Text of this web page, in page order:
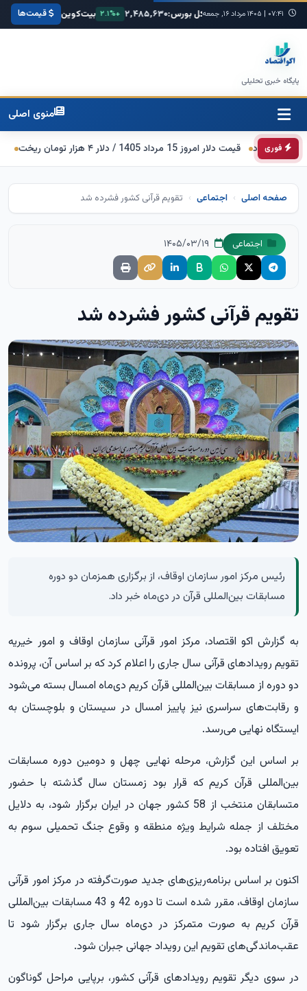
۰۷:۴۱ | ۱۴۰۵ مرداد ۱۶, جمعه +۰.۳% شاخص کل بورس:۲,۴۸۵,۶۳۰ +۲.۱% بیت‌کوین:$۶۷,۸۵۰ +۱.۸% اتریوم:قیمت‌ها
پایگاه خبری تحلیلی
منوی اصلی
فوری
قیمت دلار امروز 15 مرداد 1405 / دلار ۴ هزار تومان ریخت تردد روان
صفحه اصلی اجتماعی تقویم قرآنی کشور فشرده شد
اجتماعی
تقویم قرآنی کشور فشرده شد
رئیس مرکز امور سازمان اوقاف، از برگزاری همزمان دو دوره
مسابقات بین‌المللی قرآن در دی‌ماه خبر داد.
به گزارش اکو اقتصاد، مرکز امور قرآنی سازمان اوقاف و امور خیریه
تقویم رویدادهای قرآنی سال جاری را اعلام کرد که بر اساس آن، پرونده
دو دوره از مسابقات بین‌المللی قرآن کریم دی‌ماه امسال بسته می‌شود
و رقابت‌های سراسری نیز پاییز امسال در سیستان و بلوچستان به
ایستگاه نهایی می‌رسد.
بر اساس این گزارش، مرحله نهایی چهل و دومین دوره مسابقات
بین‌المللی قرآن کریم که قرار بود زمستان سال گذشته با حضور
متسابقان منتخب از 58 کشور جهان در ایران برگزار شود، به دلایل
مختلف از جمله شرایط ویژه منطقه و وقوع جنگ تحمیلی سوم به
تعویق افتاده بود.
اکنون بر اساس برنامه‌ریزی‌های جدید صورت‌گرفته در مرکز امور قرآنی
سازمان اوقاف، مقرر شده است تا دوره 42 و 43 مسابقات بین‌المللی
قرآن کریم به صورت متمرکز در دی‌ماه سال جاری برگزار شود تا
عقب‌ماندگی‌های تقویم این رویداد جهانی جبران شود.
در سوی دیگر تقویم رویدادهای قرآنی کشور، برپایی مراحل گوناگون